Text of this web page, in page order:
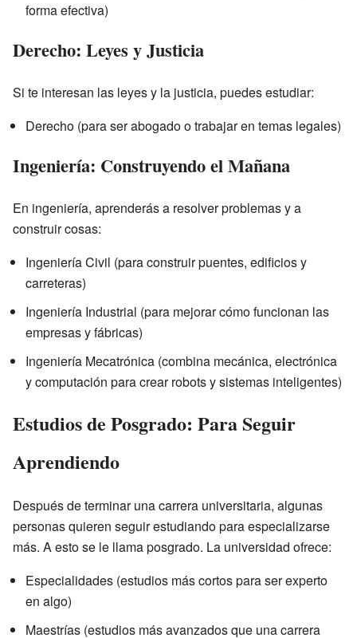
forma efectiva)
Derecho: Leyes y Justicia
Si te interesan las leyes y la justicia, puedes estudiar:
Derecho (para ser abogado o trabajar en temas legales)
Ingeniería: Construyendo el Mañana
En ingeniería, aprenderás a resolver problemas y a
construir cosas:
Ingeniería Civil (para construir puentes, edificios y
carreteras)
Ingeniería Industrial (para mejorar cómo funcionan las
empresas y fábricas)
Ingeniería Mecatrónica (combina mecánica, electrónica
y computación para crear robots y sistemas inteligentes)
Estudios de Posgrado: Para Seguir
Aprendiendo
Después de terminar una carrera universitaria, algunas
personas quieren seguir estudiando para especializarse
más. A esto se le llama posgrado. La universidad ofrece:
Especialidades (estudios más cortos para ser experto
en algo)
Maestrías (estudios más avanzados que una carrera